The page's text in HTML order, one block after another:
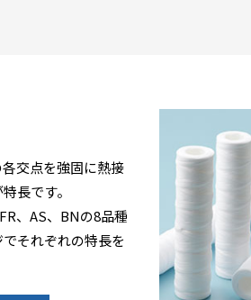
交点を強固に熱接
長です。
、AS、BNの8品種
それぞれの特長を